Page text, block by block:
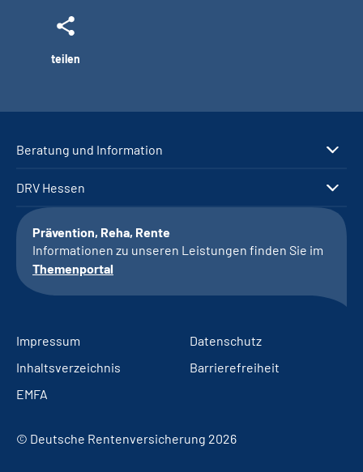
teilen
Beratung und Information
DRV Hessen
Prävention, Reha, Rente
Informationen zu unseren Leistungen finden Sie im
Themenportal
Impressum
Datenschutz
Inhaltsverzeichnis
Barrierefreiheit
EMFA
© Deutsche Rentenversicherung 2026